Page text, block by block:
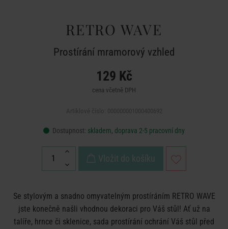
RETRO WAVE
Prostírání mramorový vzhled
129 Kč
cena včetně DPH
Dostupnost: skladem, doprava 2-5 pracovní dny
Vložit do košíku
Se stylovým a snadno omyvatelným prostíráním RETRO WAVE
jste konečně našli vhodnou dekoraci pro Váš stůl! Ať už na
talíře, hrnce či sklenice, sada prostírání ochrání Váš stůl před